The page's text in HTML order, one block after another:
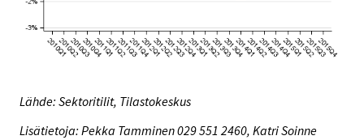
Lähde: Sektoritilit, Tilastokeskus
Lisätietoja: Pekka Tamminen 029 551 2460, Katri Soinne